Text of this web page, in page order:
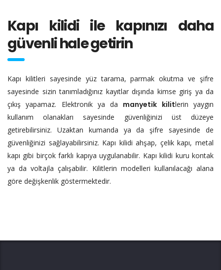
Kapı kilidi ile kapınızı daha
güvenli hale getirin
Kapı kilitleri sayesinde yüz tarama, parmak okutma ve şifre
sayesinde sizin tanımladığınız kayıtlar dışında kimse giriş ya da
çıkış yapamaz. Elektronik ya da manyetik kilitlerin yaygın
kullanım olanakları sayesinde güvenliğinizi üst düzeye
getirebilirsiniz. Uzaktan kumanda ya da şifre sayesinde de
güvenliğinizi sağlayabilirsiniz. Kapı kilidi ahşap, çelik kapı, metal
kapı gibi birçok farklı kapıya uygulanabilir. Kapı kilidi kuru kontak
ya da voltajla çalışabilir. Kilitlerin modelleri kullanılacağı alana
göre değişkenlik göstermektedir.